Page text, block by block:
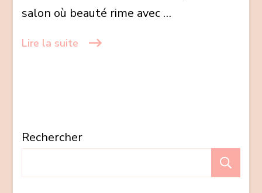
salon où beauté rime avec …
Lire la suite
Rechercher